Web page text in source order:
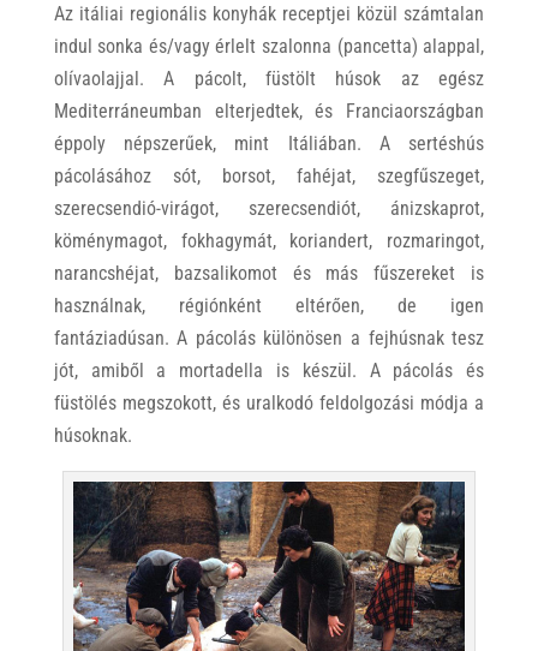
Az itáliai regionális konyhák receptjei közül számtalan
indul sonka és/vagy érlelt szalonna (pancetta) alappal,
olívaolajjal. A pácolt, füstölt húsok az egész
Mediterráneumban elterjedtek, és Franciaországban
éppoly népszerűek, mint Itáliában. A sertéshús
pácolásához sót, borsot, fahéjat, szegfűszeget,
szerecsendió-virágot, szerecsendiót, ánizskaprot,
köménymagot, fokhagymát, koriandert, rozmaringot,
narancshéjat, bazsalikomot és más fűszereket is
használnak, régiónként eltérően, de igen
fantáziadúsan. A pácolás különösen a fejhúsnak tesz
jót, amiből a mortadella is készül. A pácolás és
füstölés megszokott, és uralkodó feldolgozási módja a
húsoknak.